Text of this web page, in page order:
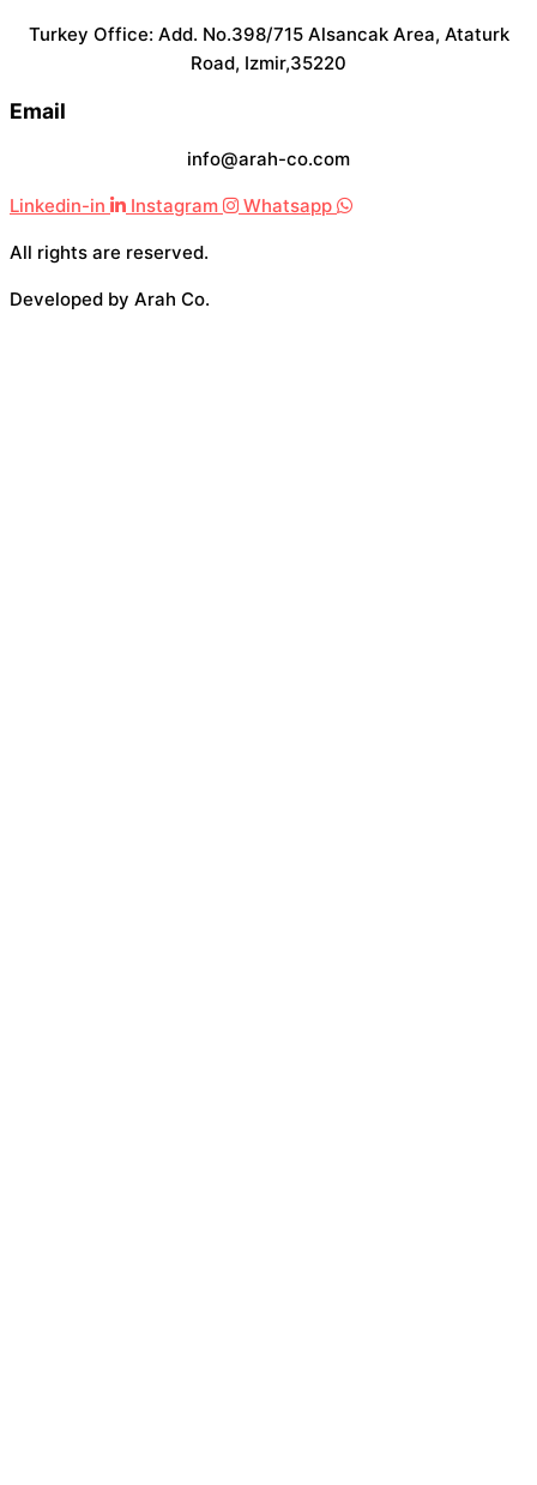
Turkey Office: Add. No.398/715 Alsancak Area, Ataturk
Road, Izmir,35220
Email
info@arah-co.com
Linkedin-in Instagram Whatsapp
All rights are reserved.
Developed by Arah Co.